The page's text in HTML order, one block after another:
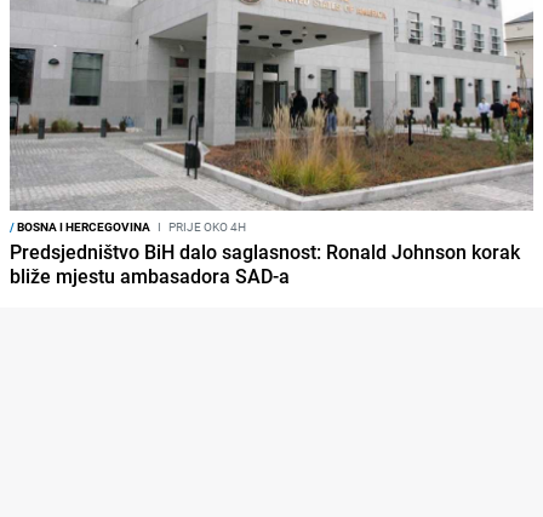
/BOSNA I HERCEGOVINA I PRIJE OKO 4H
Predsjedništvo BiH dalo saglasnost: Ronald Johnson korak
bliže mjestu ambasadora SAD-a